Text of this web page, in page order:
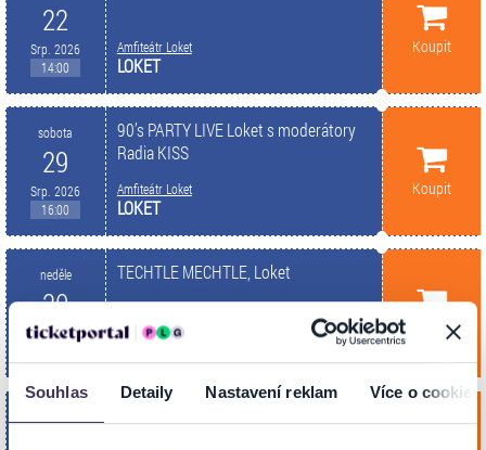
Souhlas Detaily Nastavení reklam Více o cookies
22
Srp. 2026
14:00
Amfiteátr Loket
LOKET
Koupit
sobota
29
Srp. 2026
16:00
90’s PARTY LIVE Loket s moderátory
Radia KISS
Amfiteátr Loket
LOKET
Koupit
neděle
30
Srp. 2026
TECHTLE MECHTLE, Loket
Amfiteátr Loket Koupit